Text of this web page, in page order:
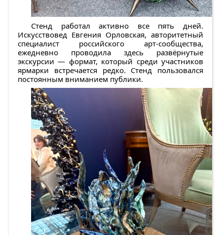
Стенд работал активно все пять дней.
Искусствовед Евгения Орловская, авторитетный
специалист российского арт-сообщества,
ежедневно проводила здесь развёрнутые
экскурсии — формат, который среди участников
ярмарки встречается редко. Стенд пользовался
постоянным вниманием публики.